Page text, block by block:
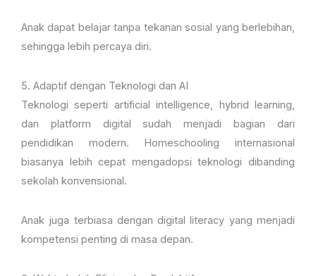
Anak dapat belajar tanpa tekanan sosial yang berlebihan,
sehingga lebih percaya diri.
5. Adaptif dengan Teknologi dan AI
Teknologi seperti artificial intelligence, hybrid learning,
dan platform digital sudah menjadi bagian dari
pendidikan modern. Homeschooling internasional
biasanya lebih cepat mengadopsi teknologi dibanding
sekolah konvensional.
Anak juga terbiasa dengan digital literacy yang menjadi
kompetensi penting di masa depan.